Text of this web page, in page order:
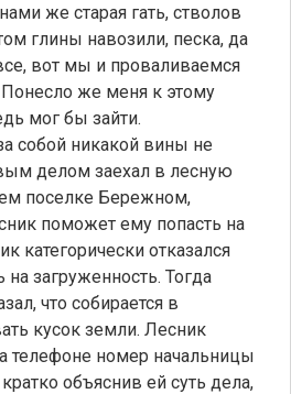
же старая гать, стволов
глины навозили, песка, да
вот мы и проваливаемся
же меня к этому
мог бы зайти.
собой никакой вины не
делом заехал в лесную
поселке Бережном,
поможет ему попасть на
категорически отказался
на загруженность. Тогда
что собирается в
кусок земли. Лесник
телефоне номер начальницы
объяснив ей суть дела,